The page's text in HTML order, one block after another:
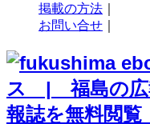
掲載の方法
お問い合せ